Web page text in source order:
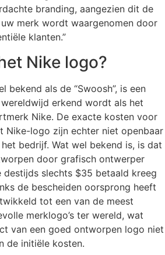
branding, aangezien dit de
merk wordt waargenomen door
klanten.”
Nike logo?
bekend als de “Swoosh”, is een
erkend wordt als het
Nike. De exacte kosten voor
Nike-logo zijn echter niet openbaar
bedrijf. Wat wel bekend is, is dat
door grafisch ontwerper
destijds slechts $35 betaald kreeg
de bescheiden oorsprong heeft
tot een van de meest
merklogo’s ter wereld, wat
van een goed ontworpen logo niet
de initiële kosten.